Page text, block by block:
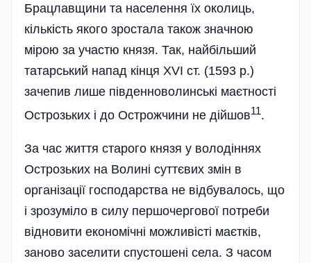
Брацлавщини та населення їх околиць,
кількість якого зростала також значною
мірою за участю князя. Так, найбільший
татарський напад кінця XVI ст. (1593 р.)
зачепив лише південноволинські маєтності
Острозьких і до Острожчини не дійшов11.
За час життя старого князя у володіннях
Острозьких на Волині суттєвих змін в
організації господарства не відбувалось, що
і зрозуміло в силу першочергової потреби
відновити економічні можливісті маєтків,
заново заселити спустошені села. З часом